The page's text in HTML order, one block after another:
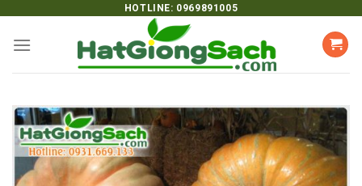
content
HOTLINE: 0969891005